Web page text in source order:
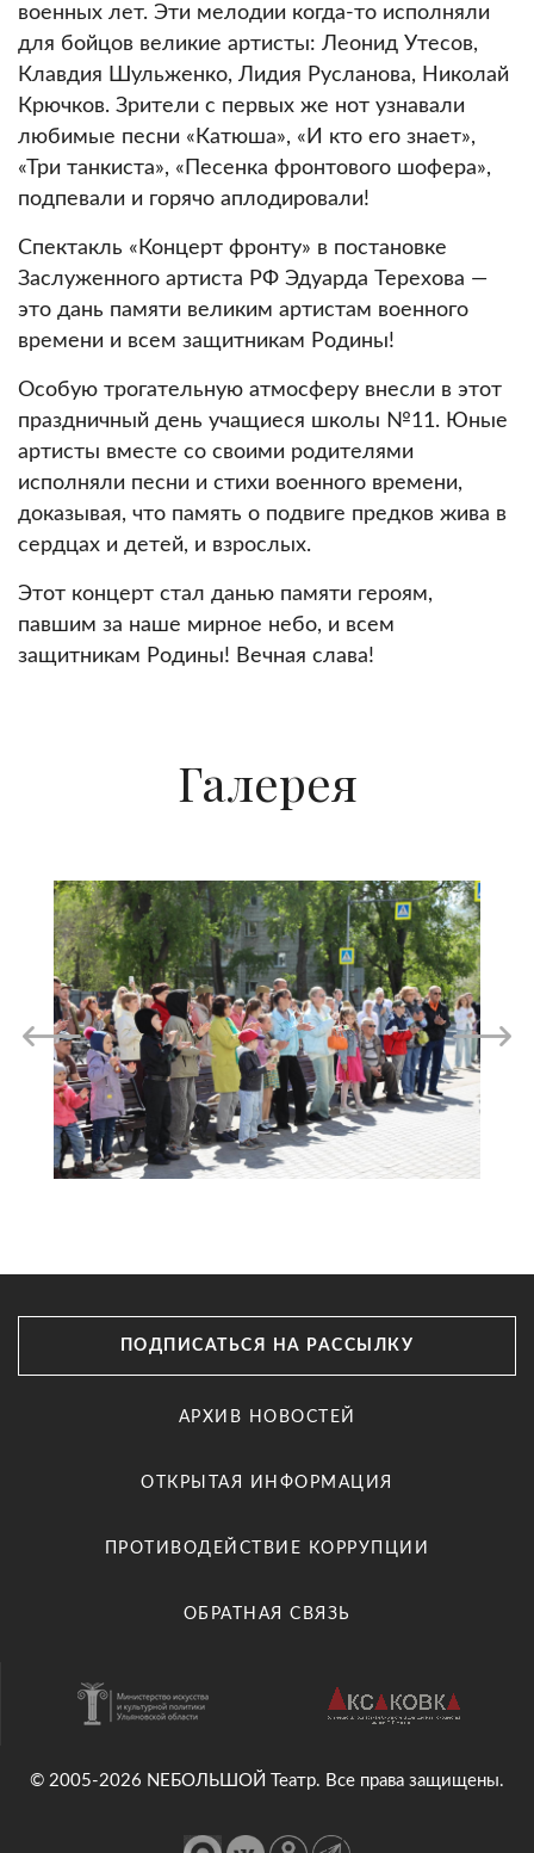
военных лет. Эти мелодии когда-то исполняли
для бойцов великие артисты: Леонид Утесов,
Клавдия Шульженко, Лидия Русланова, Николай
Крючков. Зрители с первых же нот узнавали
любимые песни «Катюша», «И кто его знает»,
«Три танкиста», «Песенка фронтового шофера»,
подпевали и горячо аплодировали!
Спектакль «Концерт фронту» в постановке
Заслуженного артиста РФ Эдуарда Терехова —
это дань памяти великим артистам военного
времени и всем защитникам Родины!
Особую трогательную атмосферу внесли в этот
праздничный день учащиеся школы №11. Юные
артисты вместе со своими родителями
исполняли песни и стихи военного времени,
доказывая, что память о подвиге предков жива в
сердцах и детей, и взрослых.
Этот концерт стал данью памяти героям,
павшим за наше мирное небо, и всем
защитникам Родины! Вечная слава!
Галерея
ПОДПИСАТЬСЯ НА РАССЫЛКУ
АРХИВ НОВОСТЕЙ
ОТКРЫТАЯ ИНФОРМАЦИЯ
ПРОТИВОДЕЙСТВИЕ КОРРУПЦИИ
ОБРАТНАЯ СВЯЗЬ
© 2005-2026 NEБОЛЬШОЙ Театр. Все права защищены.